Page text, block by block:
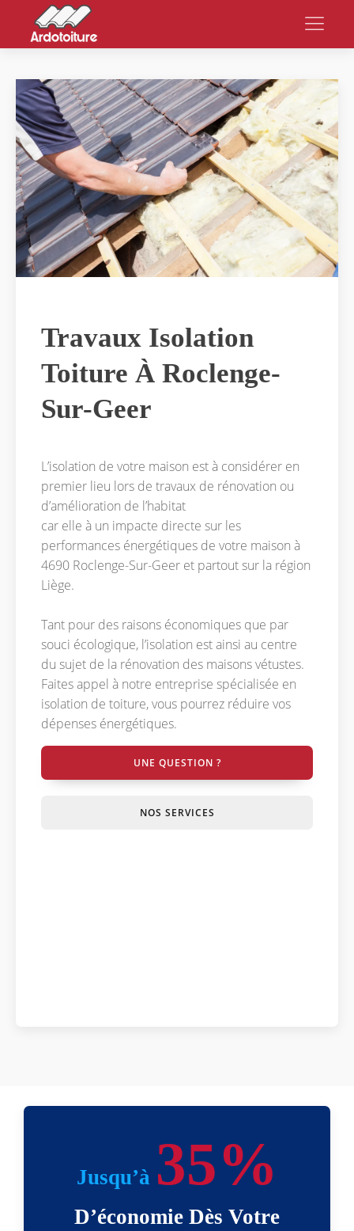
Travaux Isolation
Toiture À Roclenge-
Sur-Geer
L’isolation de votre maison est à considérer en
premier lieu lors de travaux de rénovation ou
d’amélioration de l’habitat
car elle à un impacte directe sur les
performances énergétiques de votre maison à
4690 Roclenge-Sur-Geer et partout sur la région
Liège.
Tant pour des raisons économiques que par
souci écologique, l’isolation est ainsi au centre
du sujet de la rénovation des maisons vétustes.
Faites appel à notre entreprise spécialisée en
isolation de toiture, vous pourrez réduire vos
dépenses énergétiques.
UNE QUESTION ?
NOS SERVICES
Jusqu’à 35%
D’économie Dès Votre